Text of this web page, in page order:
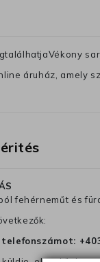
áruház, amely
fehérneműt és